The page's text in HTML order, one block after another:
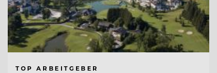
TOP ARBEITGEBER